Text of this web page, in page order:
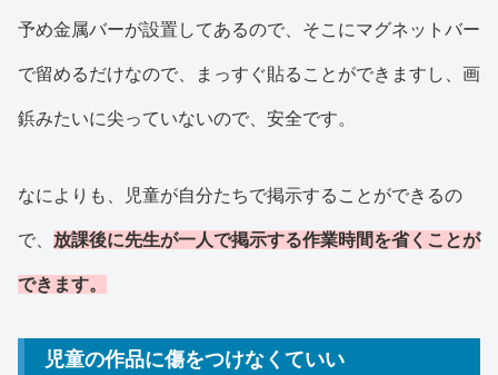
予め金属バーが設置してあるので、そこにマグネットバー
で留めるだけなので、まっすぐ貼ることができますし、画
鋲みたいに尖っていないので、安全です。
なによりも、児童が自分たちで掲示することができるの
で、 放課後に先生が一人で掲示する作業時間を省くことが
できます。
児童の作品に傷をつけなくていい